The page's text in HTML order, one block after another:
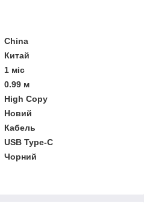
China
Китай
1 міс
0.99 м
High Copy
Новий
Кабель
USB Type-C
Чорний